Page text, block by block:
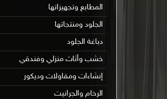
المطابع وتجهيزاتها
الجلود ومنتجاتها
دباغة الجلود
خشب وأثاث منزلي وفندقي
إنشاءات ومقاولات وديكور
الرخام والجرانيت